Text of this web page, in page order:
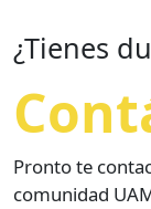
¿Tienes
Pronto te
comunidad